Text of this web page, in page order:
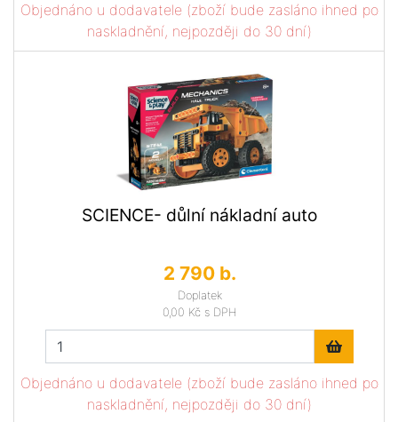
Objednáno u dodavatele (zboží bude zasláno ihned po
naskladnění, nejpozději do 30 dní)
SCIENCE- důlní nákladní auto
2 790 b.
Doplatek
0,00 Kč s DPH
Objednáno u dodavatele (zboží bude zasláno ihned po
naskladnění, nejpozději do 30 dní)